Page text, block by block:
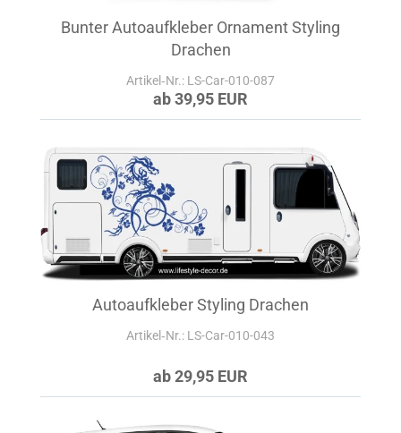
Bunter Autoaufkleber Ornament Styling
Drachen
Artikel‑Nr.: LS-Car-010-087
ab 39,95 EUR
Autoaufkleber Styling Drachen
Artikel‑Nr.: LS-Car-010-043
ab 29,95 EUR